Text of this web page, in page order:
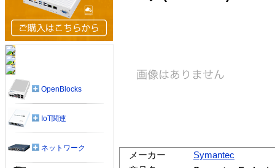
メーカー
Symantec
OpenBlocks
IoT関連
ネットワーク